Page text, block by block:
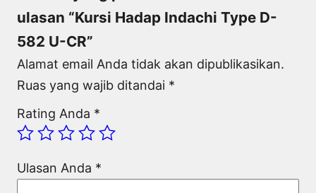
ulasan “Kursi Hadap Indachi Type D-
582 U-CR”
Alamat email Anda tidak akan dipublikasikan.
Ruas yang wajib ditandai *
Rating Anda *
Ulasan Anda *